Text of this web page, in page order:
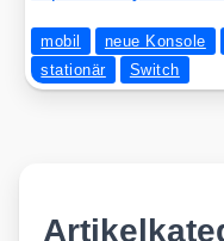
mobil neue Konsole
stationär
Switch